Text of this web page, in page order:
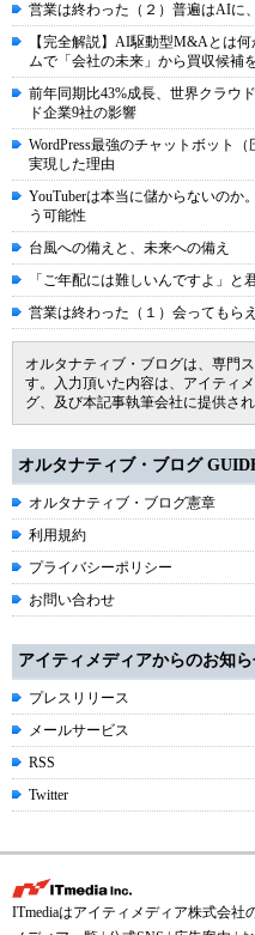
営業は終わった（２）普遍はAIに
【完全解説】AI駆動型M&Aとは
ムで「会社の未来」から買収候補
前年同期比43%成長、世界クラウ
ド企業9社の影響
WordPress最強のチャットボット
実現した理由
YouTuberは本当に儲からないのか
う可能性
台風への備えと、未来への備え
「ご年配には難しいんですよ」と
営業は終わった（１）会ってもら
オルタナティブ・ブログは、専門
す。入力頂いた内容は、アイティ
グ、及び本記事執筆会社に提供され
オルタナティブ・ブログ
オルタナティブ・ブログ憲章
利用規約
プライバシーポリシー
お問い合わせ
アイティメディアからのお知
プレスリリース
メールサービス
RSS
Twitter
ITmediaはアイティメディア株式会社